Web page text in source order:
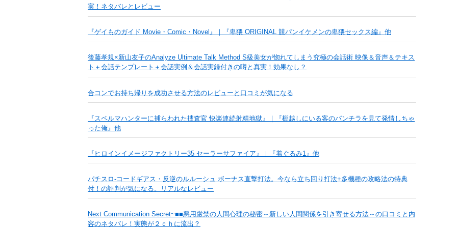
実！ネタバレとレビュー
『ゲイものガイド Movie・Comic・Novel』｜『卑猥 ORIGINAL 競パンイケメンの卑猥セックス編』他
後藤孝規×新山友子のAnalyze Ultimate Talk Method S級美女が惚れてしまう究極の会話術 映像＆音声＆テキス
ト＋会話テンプレート＋会話実例＆会話実録付きの噂と真実！効果なし？
合コンでお持ち帰りを成功させる方法のレビューと口コミが気になる
『スペルマハンターに捕らわれた捜査官 快楽連続射精地獄』｜『棚越しにいる客のパンチラを見て発情しちゃ
った俺』他
『ヒロインイメージファクトリー35 セーラーサファイア』｜『着ぐるみ1』他
パチスロ-コードギアス・反逆のルルーシュ ボーナス直撃打法。今なら立ち回り打法+多機種の攻略法の特典
付！の評判が気になる。リアルなレビュー
Next Communication Secret~■■悪用厳禁の人間心理の秘密～新しい人間関係を引き寄せる方法～の口コミと内
容のネタバレ！実態が２ｃｈに流出？